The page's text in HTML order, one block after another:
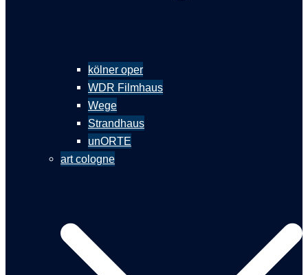
kölner oper
WDR Filmhaus
Wege
Strandhaus
unORTE
art cologne